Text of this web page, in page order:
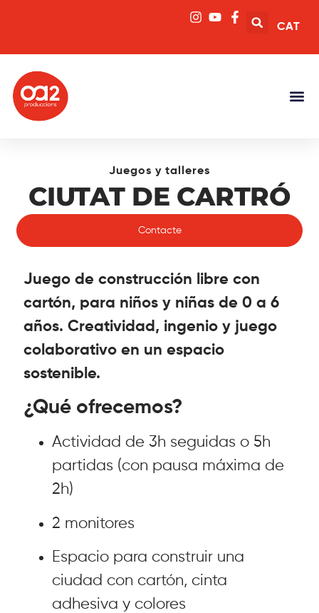
CAT
Juegos y talleres
CIUTAT DE CARTRÓ
Contacte
Juego de construcción libre con
cartón, para niños y niñas de 0 a 6
años. Creatividad, ingenio y juego
colaborativo en un espacio
sostenible.
¿Qué ofrecemos?
Actividad de 3h seguidas o 5h
partidas (con pausa máxima de
2h)
2 monitores
Espacio para construir una
ciudad con cartón, cinta
adhesiva y colores